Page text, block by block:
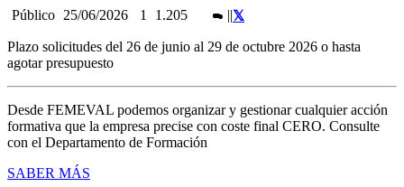
Público 25/06/2026 1 1.205 ||
Plazo solicitudes del 26 de junio al 29 de octubre 2026 o hasta
agotar presupuesto
Desde FEMEVAL podemos organizar y gestionar cualquier acción
formativa que la empresa precise con coste final CERO. Consulte
con el Departamento de Formación
SABER MÁS